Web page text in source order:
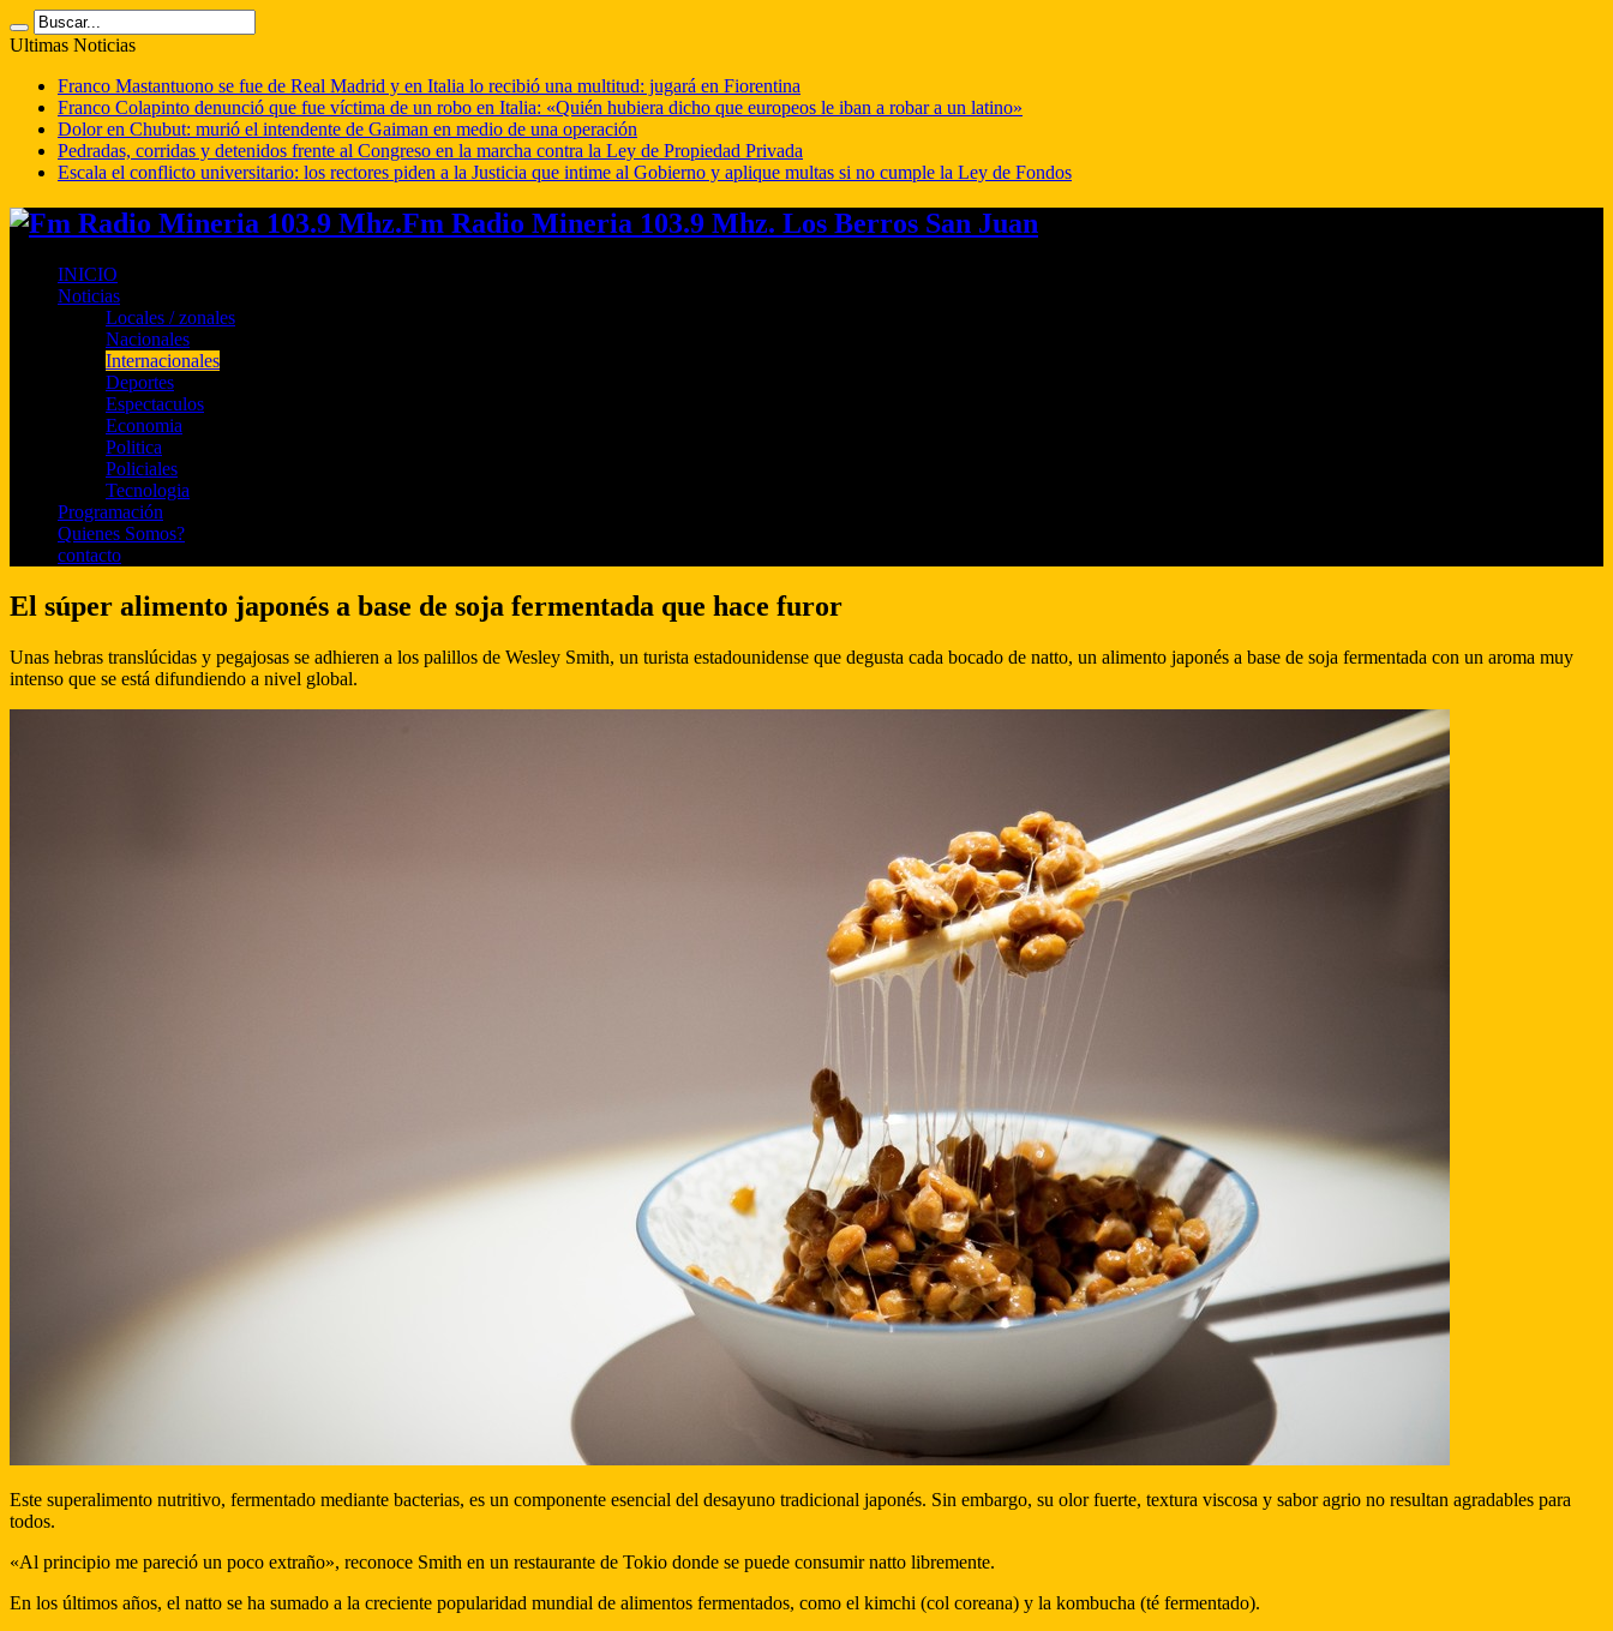
Ultimas Noticias
Franco Mastantuono se fue de Real Madrid y en Italia lo recibió una multitud: jugará en Fiorentina
Franco Colapinto denunció que fue víctima de un robo en Italia: «Quién hubiera dicho que europeos le iban a robar a un latino»
Dolor en Chubut: murió el intendente de Gaiman en medio de una operación
Pedradas, corridas y detenidos frente al Congreso en la marcha contra la Ley de Propiedad Privada
Escala el conflicto universitario: los rectores piden a la Justicia que intime al Gobierno y aplique multas si no cumple la Ley de Fondos
Fm Radio Mineria 103.9 Mhz. Los Berros San Juan
INICIO
Noticias
Locales / zonales
Nacionales
Internacionales
Deportes
Espectaculos
Economia
Politica
Policiales
Tecnologia
Programación
Quienes Somos?
contacto
El súper alimento japonés a base de soja fermentada que hace furor
Unas hebras translúcidas y pegajosas se adhieren a los palillos de Wesley Smith, un turista estadounidense que degusta cada bocado de natto, un alimento japonés a base de soja fermentada con un aroma muy
intenso que se está difundiendo a nivel global.
Este superalimento nutritivo, fermentado mediante bacterias, es un componente esencial del desayuno tradicional japonés. Sin embargo, su olor fuerte, textura viscosa y sabor agrio no resultan agradables para
todos.
«Al principio me pareció un poco extraño», reconoce Smith en un restaurante de Tokio donde se puede consumir natto libremente.
En los últimos años, el natto se ha sumado a la creciente popularidad mundial de alimentos fermentados, como el kimchi (col coreana) y la kombucha (té fermentado).